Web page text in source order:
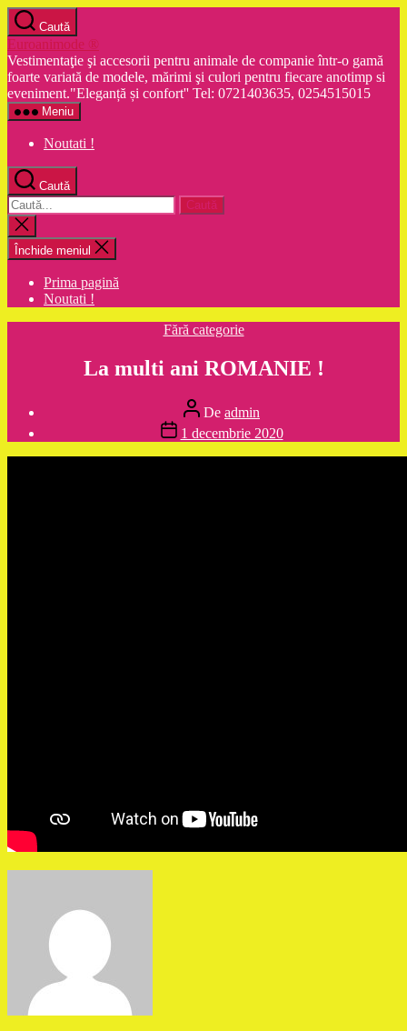
Sari
la
conținut
Caută
Euroanimode ®
Vestimentaţie şi accesorii pentru animale de companie într-o gamă
foarte variată de modele, mărimi şi culori pentru fiecare anotimp si
eveniment."Eleganță și confort'' Tel: 0721403635, 0254515015
Meniu
Noutati !
Caută
Caută
după:
Închide
căutarea
Închide meniul
Prima pagină
Noutati !
Categorii
Fără categorie
La multi ani ROMANIE !
Autor
articol
De admin
Dată
articol
1 decembrie 2020